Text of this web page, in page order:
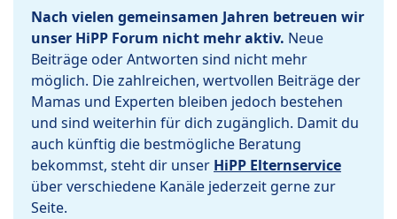
Nach vielen gemeinsamen Jahren betreuen wir
unser HiPP Forum nicht mehr aktiv. Neue
Beiträge oder Antworten sind nicht mehr
möglich. Die zahlreichen, wertvollen Beiträge der
Mamas und Experten bleiben jedoch bestehen
und sind weiterhin für dich zugänglich. Damit du
auch künftig die bestmögliche Beratung
bekommst, steht dir unser HiPP Elternservice
über verschiedene Kanäle jederzeit gerne zur
Seite.